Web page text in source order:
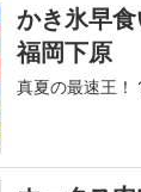
かき氷早
福岡下原
真夏の最速王！